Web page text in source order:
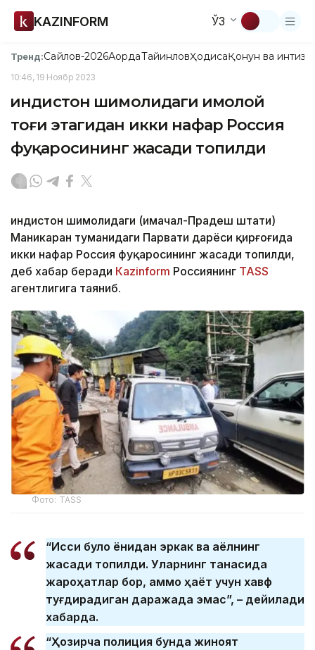
KAZINFORM ЎЗ
Тренд:Сайлов-2026АқордаТайинловҲодисаҚонун ва
10:46, 19 Ноябр 2023
Ҳиндистон шимолидаги Ҳимолой
тоғи этагидан икки нафар Россия
фуқаросининг жасади топилди
Ҳиндистон шимолидаги (Ҳимачал-Прадеш штати)
Маникаран туманидаги Парвати дарёси қирғоғида
икки нафар Россия фуқаросининг жасади топилди,
деб хабар беради Кazinform Россиянинг ТАSS
агентлигига таяниб.
Фото: ТАSS
“Иссиқ булоқ ёнидан эркак ва аёлнинг
жасади топилди. Уларнинг танасида
жароҳатлар бор, аммо ҳаёт учун хавф
туғдирадиган даражада эмас”, – дейилади
хабарда.
“Ҳозирча полиция бунда жиноят